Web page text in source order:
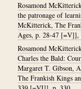
Rosamond
the patronage of
McKitterick, The
Ages, p. 28-47 [=V]],
Rosamond
Charles the Bald:
Margaret T. Gibson,
The Frankish Kings